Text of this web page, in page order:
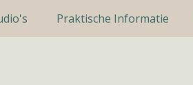
Praktische Informatie